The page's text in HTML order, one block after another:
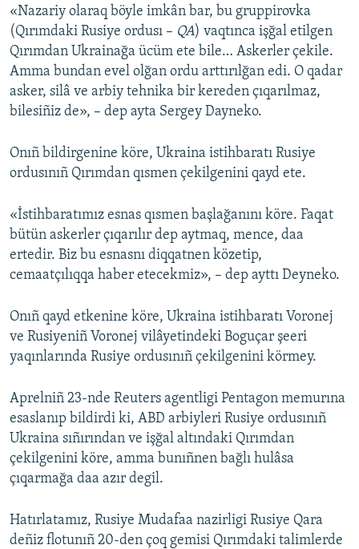
«Nazariy olaraq böyle imkân bar, bu gruppirovka
(Qırımdaki Rusiye ordusı – QA) vaqtınca işğal etilgen
Qırımdan Ukrainağa ücüm ete bile… Askerler çekile.
Amma bundan evel olğan ordu arttırılğan edi. O qadar
asker, silâ ve arbiy tehnika bir kereden çıqarılmaz,
bilesiñiz de», – dep ayta Sergey Dayneko.
Onıñ bildirgenine köre, Ukraina istihbaratı Rusiye
ordusınıñ Qırımdan qısmen çekilgenini qayd ete.
«İstihbaratımız esnas qısmen başlağanını köre. Faqat
bütün askerler çıqarılır dep aytmaq, mence, daa
ertedir. Biz bu esnasnı diqqatnen közetip,
cemaatçılıqqa haber etecekmiz», – dep ayttı Deyneko.
Onıñ qayd etkenine köre, Ukraina istihbaratı Voronej
ve Rusiyeniñ Voronej vilâyetindeki Boguçar şeeri
yaqınlarında Rusiye ordusınıñ çekilgenini körmey.
Aprelniñ 23-nde Reuters agentligi Pentagon memurına
esaslanıp bildirdi ki, ABD arbiyleri Rusiye ordusınıñ
Ukraina sıñırından ve işğal altındaki Qırımdan
çekilgenini köre, amma bunıñnen bağlı hulâsa
çıqarmağa daa azır degil.
Hatırlatamız, Rusiye Mudafaa nazirligi Rusiye Qara
deñiz flotunıñ 20-den çoq gemisi Qırımdaki talimlerde